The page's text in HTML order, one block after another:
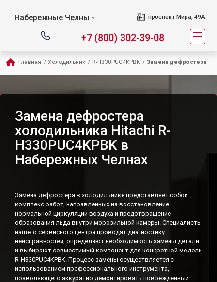
Набережные Челны ▼ проспект Мира, 49А
+7 (800) 302-39-08
Главная / Холодильник / R-H330PUC4KPBK / Замена дефростера
Замена дефростера
холодильника Hitachi R-
H330PUC4KPBK в
Набережных Челнах
Замена дефростера в холодильнике представляет собой
комплекс работ, направленных на восстановление
нормальной циркуляции воздуха и предотвращение
образования льда внутри морозильной камеры. Специалисты
нашего сервисного центра проводят диагностику
неисправностей, определяют необходимость замены детали
и выбирают совместимый компонент для конкретной модели
R-H330PUC4KPBK. Процесс замены осуществляется с
использованием профессионального инструмента,
позволяющего аккуратно демонтировать поврежденный